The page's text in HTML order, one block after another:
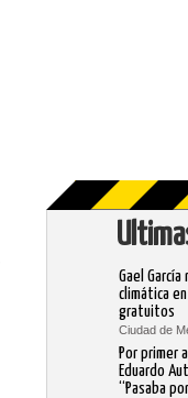
Gael
climática
gratuitos
Ciudad de
Por primer
Eduardo
“Pasaba